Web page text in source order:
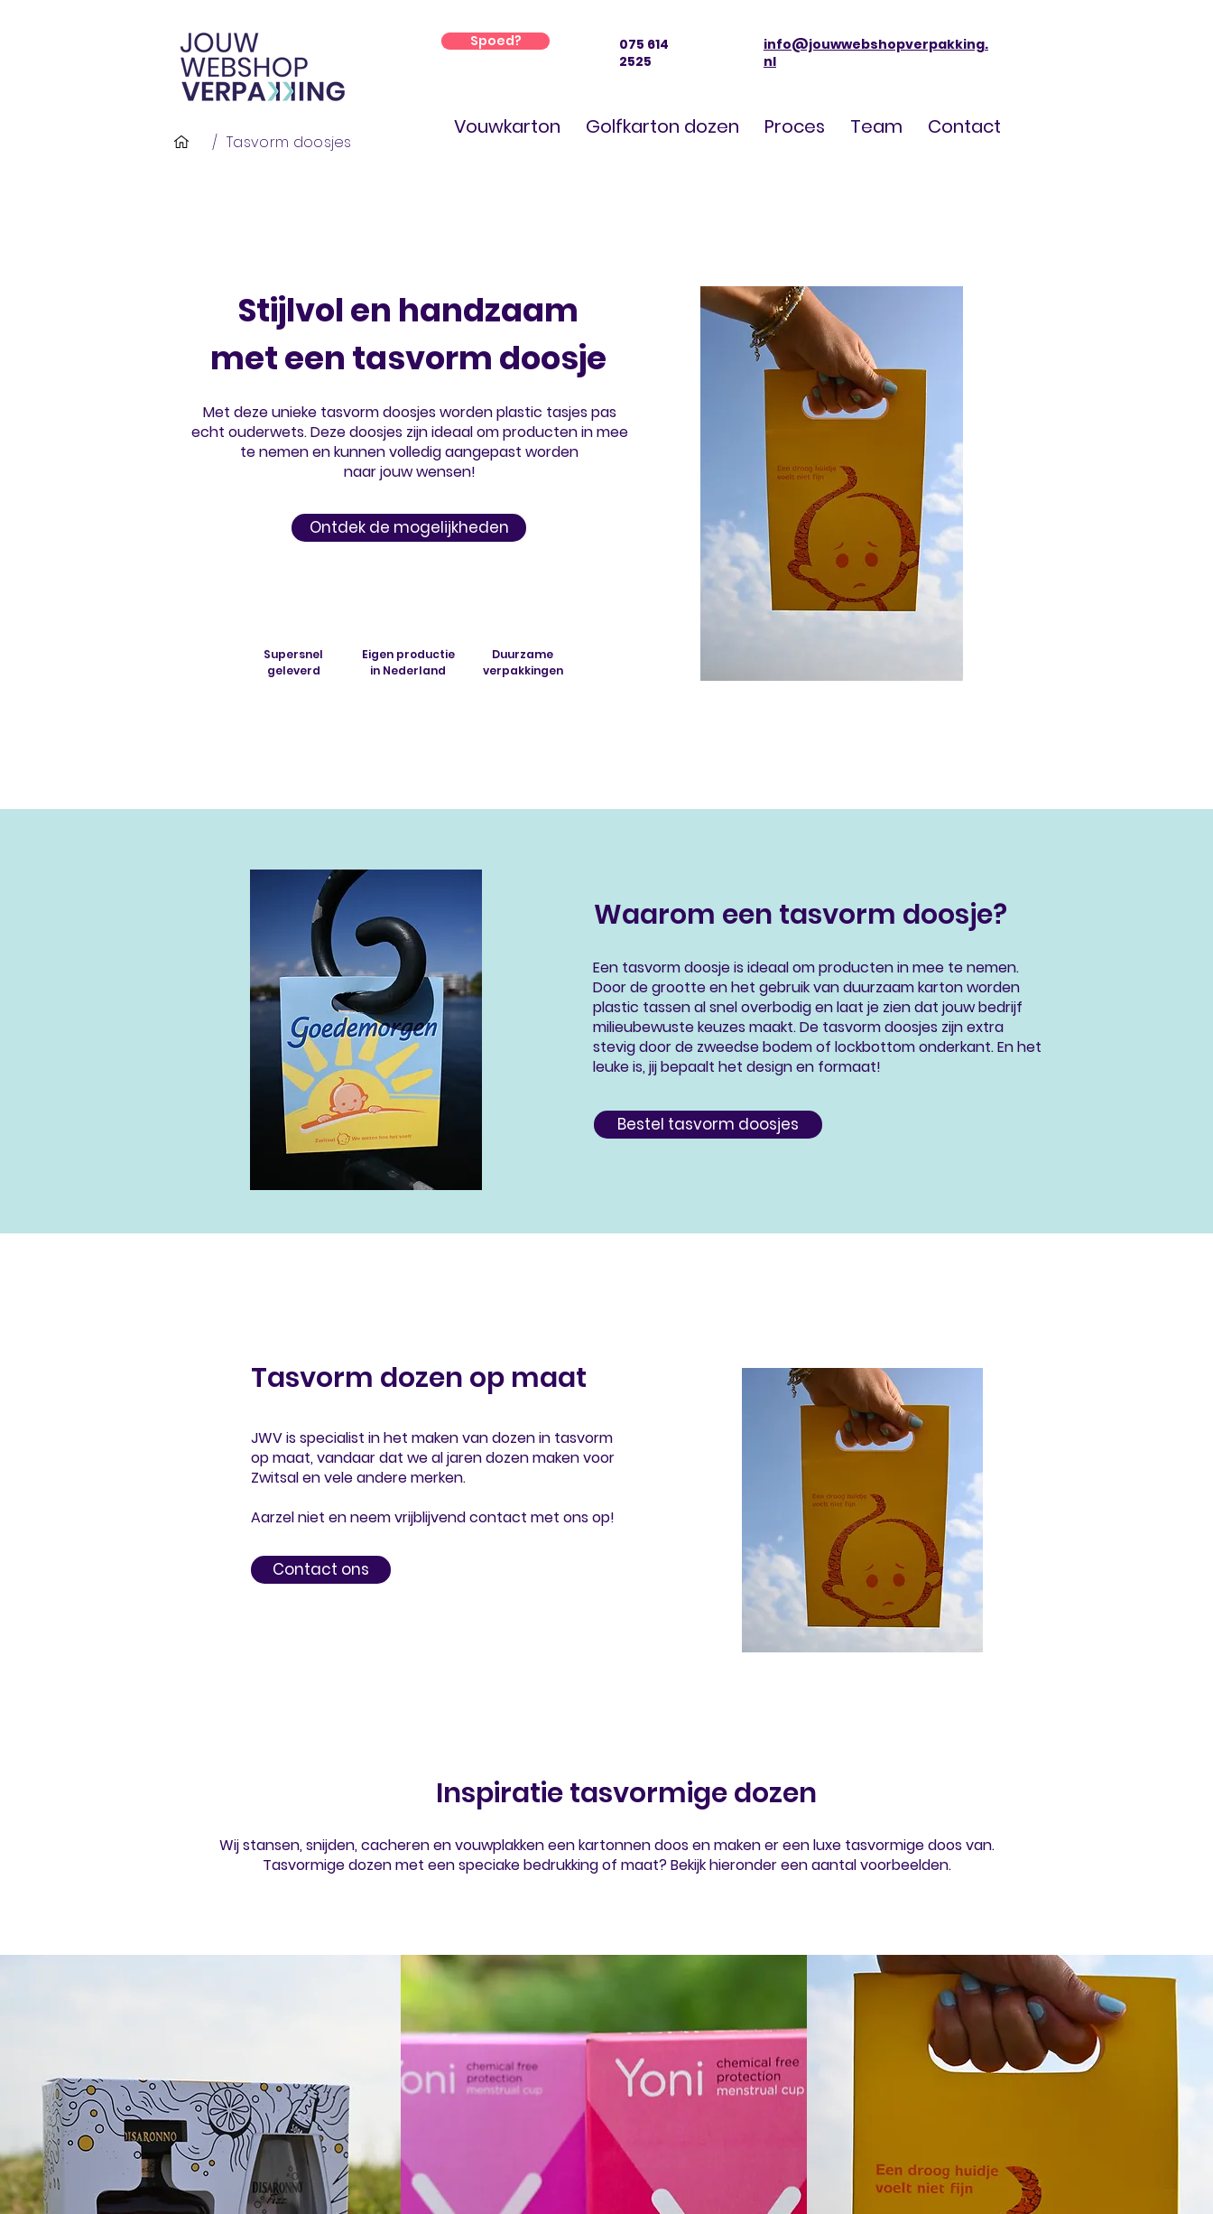
Spoed?
075 614
2525
info@jouwwebshopverpakking.
nl
/ Tasvorm doosjes
Vouwkarton Golfkarton dozen Proces Team Contact
Stijlvol en handzaam
met een tasvorm doosje
Met deze unieke tasvorm doosjes worden plastic tasjes pas
echt ouderwets. Deze doosjes zijn ideaal om producten in mee
te nemen en kunnen volledig aangepast worden
naar jouw wensen!
Ontdek de mogelijkheden
Supersnel
geleverd
Duurzame
verpakkingen
Eigen productie
in Nederland
Waarom een tasvorm doosje?
Een tasvorm doosje is ideaal om producten in mee te nemen.
Door de grootte en het gebruik van duurzaam karton worden
plastic tassen al snel overbodig en laat je zien dat jouw bedrijf
milieubewuste keuzes maakt. De tasvorm doosjes zijn extra
stevig door de zweedse bodem of lockbottom onderkant. En het
leuke is, jij bepaalt het design en formaat!
Bestel tasvorm doosjes
Tasvorm dozen op maat
JWV is specialist in het maken van dozen in tasvorm
op maat, vandaar dat we al jaren dozen maken voor
Zwitsalen vele andere merken.
Aarzel niet en neem vrijblijvend contact met ons op!
Contact ons
Wij stansen,snijden,cacherenenvouwplakkeneen kartonnen doos en maken er een luxe tasvormige doos van.
Tasvormige dozen met een speciake bedrukking of maat? Bekijk hieronder een aantal voorbeelden.
Inspiratie tasvormige dozen